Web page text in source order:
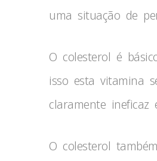
uma situação de
O colesterol é
isso esta vitamina
claramente
O colesterol